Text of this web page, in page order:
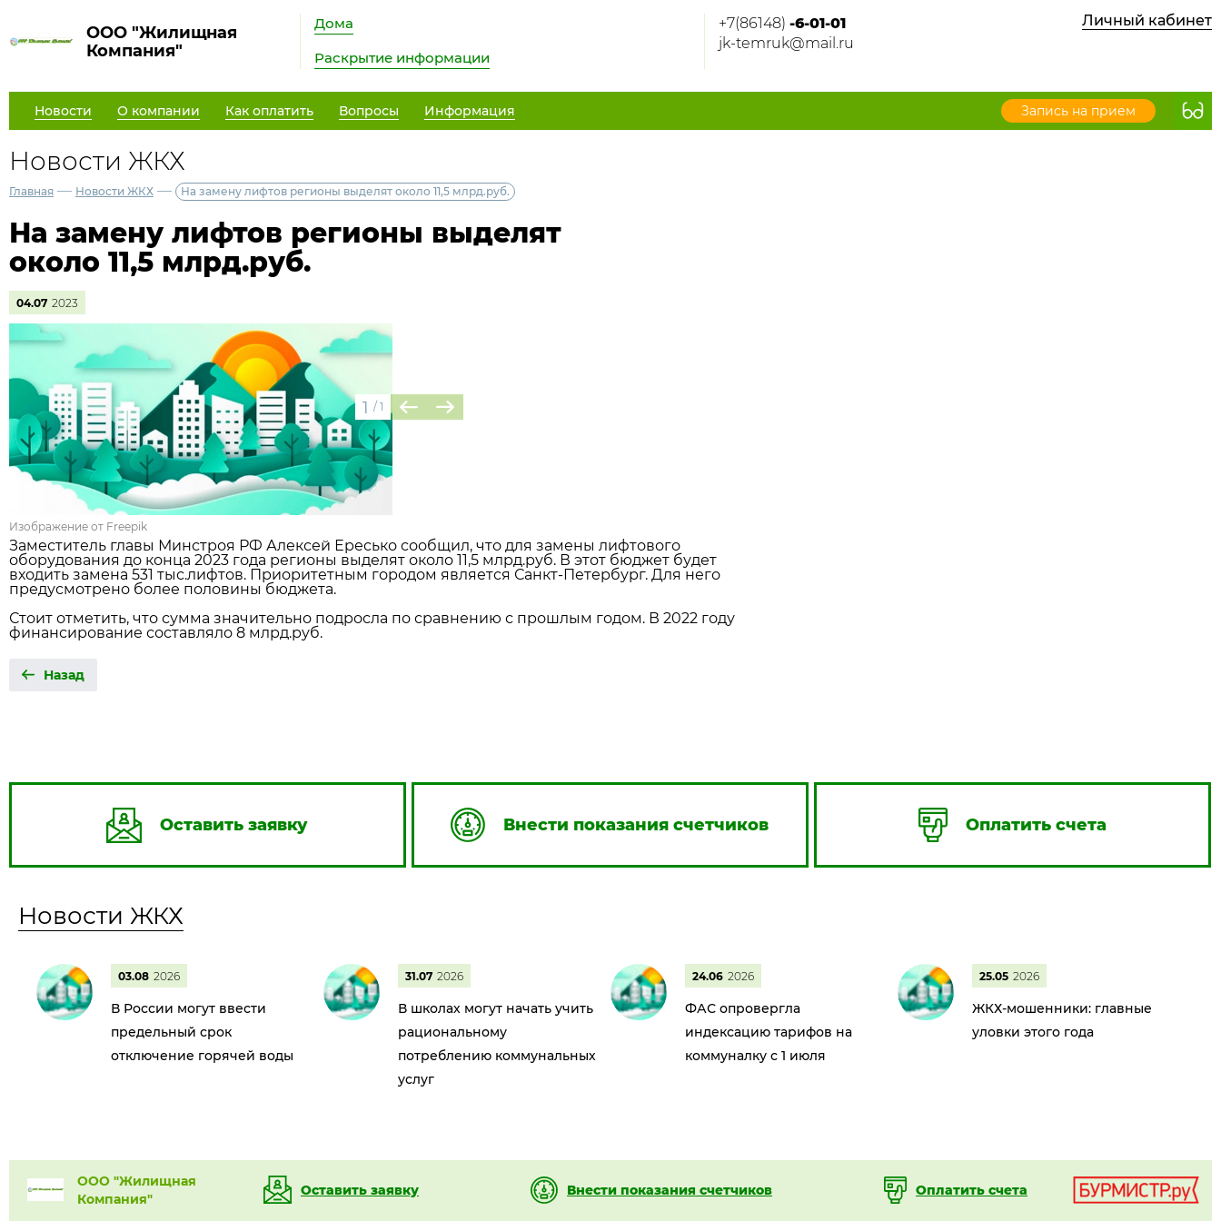
ООО "Жилищная
Компания"
Дома
Раскрытие информации
+7(86148) -6-01-01
jk-temruk@mail.ru
Личный кабинет
Новости О компании Как оплатить Вопросы Информация Запись на прием
Новости ЖКХ
Главная — Новости ЖКХ — На замену лифтов регионы выделят около 11,5 млрд.руб.
На замену лифтов регионы выделят
около 11,5 млрд.руб.
04.07 2023
1 / 1
Изображение от Freepik
Заместитель главы Минстроя РФ Алексей Ересько сообщил, что для замены лифтового
оборудования до конца 2023 года регионы выделят около 11,5 млрд.руб. В этот бюджет будет
входить замена 531 тыс.лифтов. Приоритетным городом является Санкт-Петербург. Для него
предусмотрено более половины бюджета.
Стоит отметить, что сумма значительно подросла по сравнению с прошлым годом. В 2022 году
финансирование составляло 8 млрд.руб.
Назад
Оставить заявку Внести показания счетчиков Оплатить счета
Новости ЖКХ
03.08 2026
В России могут ввести
предельный срок
отключение горячей воды
31.07 2026
В школах могут начать учить
рациональному
потреблению коммунальных
услуг
24.06 2026
ФАС опровергла
индексацию тарифов на
коммуналку с 1 июля
25.05 2026
ЖКХ-мошенники: главные
уловки этого года
ООО "Жилищная
Компания"
Оставить заявку Внести показания счетчиков Оплатить счета